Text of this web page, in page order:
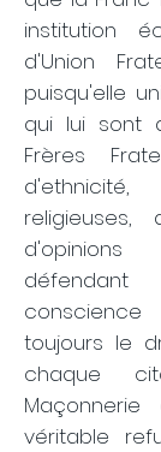
institution
d'Union
puisqu'elle
qui lui sont
Frères
d'opinions
toujours le
chaque
véritable